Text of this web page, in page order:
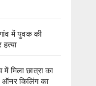
में युवक की
हत्या
में मिला छात्रा का
ऑनर किलिंग का